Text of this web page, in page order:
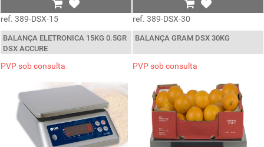
ref. 389-DSX-15
BALANÇA ELETRONICA 15KG 0.5GR
DSX ACCURE
PVP sob consulta
ref. 389-DSX-30
BALANÇA GRAM DSX 30KG
PVP sob consulta